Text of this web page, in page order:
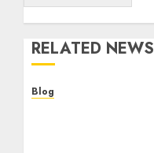
RELATED NEWS
Blog